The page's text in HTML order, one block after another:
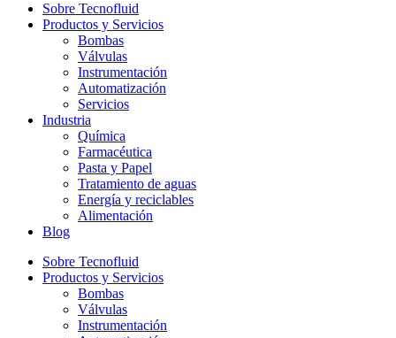
Sobre Tecnofluid
Productos y Servicios
Bombas
Válvulas
Instrumentación
Automatización
Servicios
Industria
Química
Farmacéutica
Pasta y Papel
Tratamiento de aguas
Energía y reciclables
Alimentación
Blog
Sobre Tecnofluid
Productos y Servicios
Bombas
Válvulas
Instrumentación